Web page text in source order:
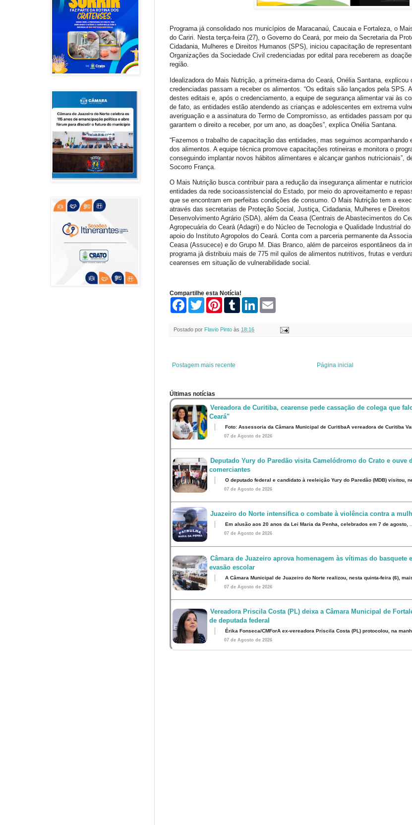
Programa já consolidado nos municípios de Maracanaú, Caucaia e Fortaleza, o
do Cariri. Nesta terça-feira (27), o Governo do Ceará, por meio da Secretaria da
Cidadania, Mulheres e Direitos Humanos (SPS), iniciou capacitação de
Organizações da Sociedade Civil credenciadas por edital para receberem as
região.
Idealizadora do Mais Nutrição, a primeira-dama do Ceará, Onélia Santana, explicou
credenciadas passam a receber os alimentos. “Os editais são lançados pela SPS.
destes editais e, após o credenciamento, a equipe de segurança alimentar vai às
de fato, as entidades estão atendendo as crianças e adolescentes em extrema
averiguação e a assinatura do Termo de Compromisso, as entidades passam por
garantem o direito a receber, por um ano, as doações”, explica Onélia Santana.
“Fazemos o trabalho de capacitação das entidades, mas seguimos acompanhando
dos alimentos. A equipe técnica promove capacitações rotineiras e monitora o
conseguindo implantar novos hábitos alimentares e alcançar ganhos nutricionais”,
Socorro França.
O Mais Nutrição busca contribuir para a redução da insegurança alimentar e
entidades da rede socioassistencial do Estado, por meio do aproveitamento e
que se encontram em perfeitas condições de consumo. O Mais Nutrição tem a
através das secretarias de Proteção Social, Justiça, Cidadania, Mulheres e
Desenvolvimento Agrário (SDA), além da Ceasa (Centrais de Abastecimentos do
Agropecuária do Ceará (Adagri) e do Núcleo de Tecnologia e Qualidade Industrial
apoio do Instituto Agropolos do Ceará. Conta com a parceria permanente da
Ceasa (Assucece) e do Grupo M. Dias Branco, além de parceiros espontâneos da
programa já distribuiu mais de 775 mil quilos de alimentos nutritivos, frutas e
cearenses em situação de vulnerabilidade social.
Compartilhe esta Notícia!
b
w
t
e
t
l
Postado por Flavio Pinto às 18:16
Postagem mais recente Página inicial
Últimas notícias
Vereadora de Curitiba, cearense pede cassação de colega que
Ceará"
Foto: Assessoria da Câmara Municipal de CuritibaA vereadora de Curitiba
07 de Agosto de 2026
Deputado Yury do Paredão visita Camelódromo do Crato e ouve
comerciantes
O deputado federal e candidato à reeleição Yury do Paredão (MDB) visitou,
07 de Agosto de 2026
Juazeiro do Norte intensifica o combate à violência contra a
Em alusão aos 20 anos da Lei Maria da Penha, celebrados em 7 de agosto,
07 de Agosto de 2026
Câmara de Juazeiro aprova homenagem às vítimas do basquete
evasão escolar
A Câmara Municipal de Juazeiro do Norte realizou, nesta quinta-feira (6),
07 de Agosto de 2026
Vereadora Priscila Costa (PL) deixa a Câmara Municipal de
de deputada federal
Érika Fonseca/CMForA ex-vereadora Priscila Costa (PL) protocolou, na
07 de Agosto de 2026